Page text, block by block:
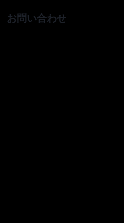
お問い合わせ